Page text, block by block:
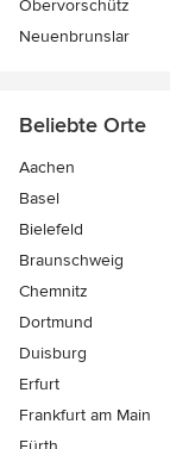
Obervorschütz
Neuenbrunslar
Beliebte Orte
Aachen
Basel
Bielefeld
Braunschweig
Chemnitz
Dortmund
Duisburg
Erfurt
Frankfurt am Main